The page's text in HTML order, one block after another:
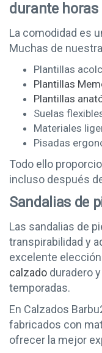
durante horas
La comodidad es
Muchas de
Plantillas
Plantillas
Plantillas
Suelas
Materiales
Pisadas
Todo ello
incluso después
Sandalias de
Las sandalias de
transpirabilidad y
excelente
calzado duradero
temporadas.
En Calzados
fabricados con
ofrecer la mejor